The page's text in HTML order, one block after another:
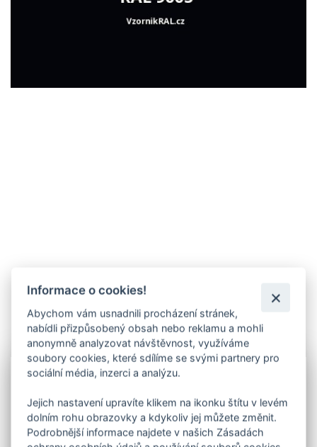
Info
příplatek ke dveřím, které jste si objednali.
V objednávací tabulce e-shopu vyberte rozměr -
šíři dveří .
Informace o cookies!
Abychom vám usnadnili procházení stránek,
nabídli přizpůsobený obsah nebo reklamu a mohli
anonymně analyzovat návštěvnost, využíváme
soubory cookies, které sdílíme se svými partnery pro
sociální média, inzerci a analýzu.
Jejich nastavení upravíte klikem na ikonku štítu v levém
dolním rohu obrazovky a kdykoliv jej můžete změnit.
Podrobnější informace najdete v našich Zásadách